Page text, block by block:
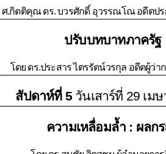
ศ.กิตติคุณ ดร. บวรศักดิ์ อุวรรณโณ อดีตป
ปรับบทบาทภาครัฐ
โดย ดร.ประสาร ไตรรัตน์วรกุล อดีตผู้ว่า
สัปดาห์ที่ 5 วันเสาร์ที่ 29 เม
ความเหลื่อมล้ำ : ผลก